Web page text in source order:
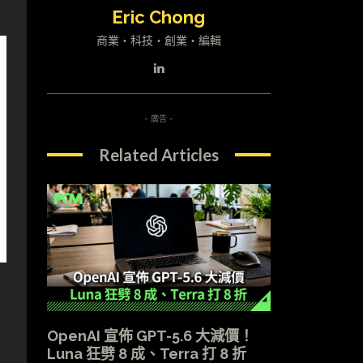
Eric Chong
商業・科技・創業・編輯
- 廣告 -
Related Articles
OpenAI 宣佈 GPT-5.6 大減價！
Luna 狂劈 8 成、Terra 打 8 折